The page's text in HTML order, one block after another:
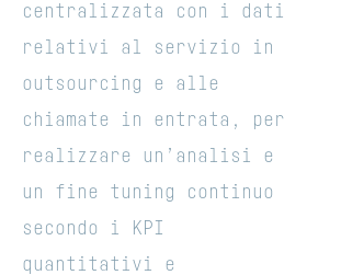
centralizzata con i dati
relativi al servizio in
outsourcing e alle
chiamate in entrata, per
realizzare un’analisi e
un fine tuning continuo
secondo i KPI
quantitativi e